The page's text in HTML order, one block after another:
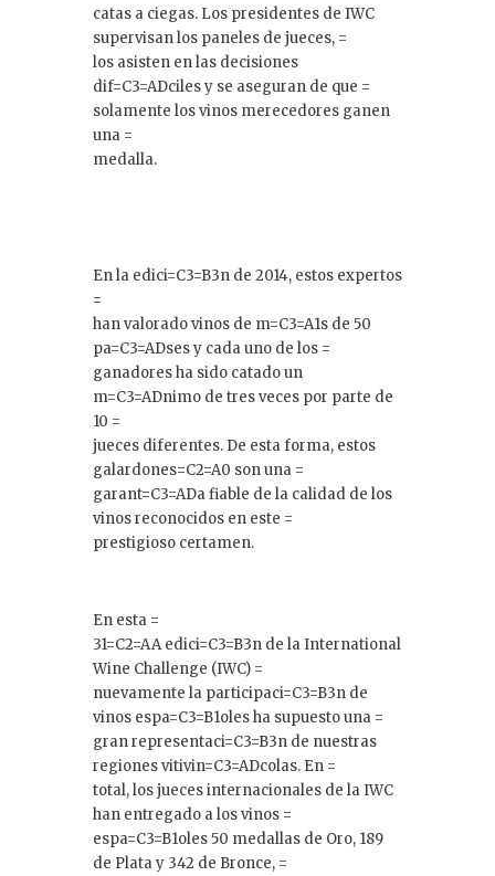
catas a ciegas. Los presidentes de IWC
supervisan los paneles de jueces, =
los asisten en las decisiones
dif=C3=ADciles y se aseguran de que =
solamente los vinos merecedores ganen
una =
medalla.
En la edici=C3=B3n de 2014, estos expertos
=
han valorado vinos de m=C3=A1s de 50
pa=C3=ADses y cada uno de los =
ganadores ha sido catado un
m=C3=ADnimo de tres veces por parte de
10 =
jueces diferentes. De esta forma, estos
galardones=C2=A0 son una =
garant=C3=ADa fiable de la calidad de los
vinos reconocidos en este =
prestigioso certamen.
En esta =
31=C2=AA edici=C3=B3n de la International
Wine Challenge (IWC) =
nuevamente la participaci=C3=B3n de
vinos espa=C3=B1oles ha supuesto una =
gran representaci=C3=B3n de nuestras
regiones vitivin=C3=ADcolas. En =
total, los jueces internacionales de la IWC
han entregado a los vinos =
espa=C3=B1oles 50 medallas de Oro, 189
de Plata y 342 de Bronce, =